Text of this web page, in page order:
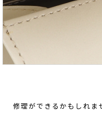
修理ができるかもしれま